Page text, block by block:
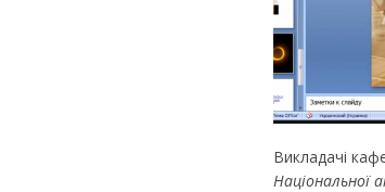
Викладачі
Національної